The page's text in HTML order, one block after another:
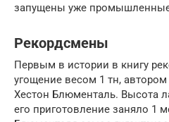
запущены уже
Рекордсмены
Первым в истории в книгу
угощение весом 1 тн,
Хестон Блюменталь. Высота
его приготовление заняло 1